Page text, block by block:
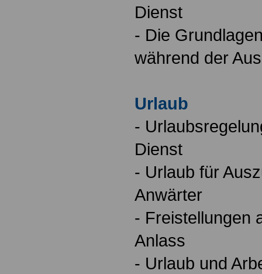
Dienst
- Die
während der
Urlaub
-
Dienst
- Urlaub für
Anwärter
- Freistellungen
Anlass
- Urlaub und